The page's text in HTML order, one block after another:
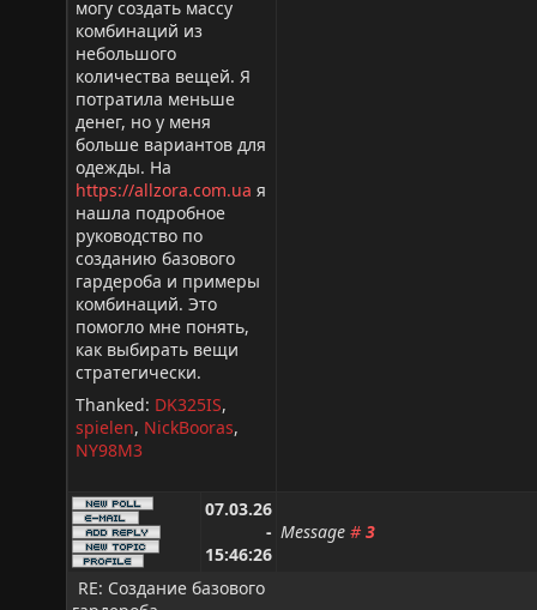
могу создать массу
комбинаций из
небольшого
количества вещей. Я
потратила меньше
денег, но у меня
больше вариантов для
одежды. На
https://allzora.com.ua я
нашла подробное
руководство по
созданию базового
гардероба и примеры
комбинаций. Это
помогло мне понять,
как выбирать вещи
стратегически.
Thanked: DK325IS,
spielen, NickBooras,
NY98M3
07.03.26
-
15:46:26
Message # 3
RE: Создание базового